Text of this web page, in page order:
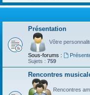
Présentation
Vôtre
Sous-forums :
Sujets : 759
Rencontres
Rencontres